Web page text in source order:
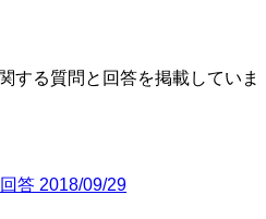
する質問と回答を掲載していま
答 2018/09/29